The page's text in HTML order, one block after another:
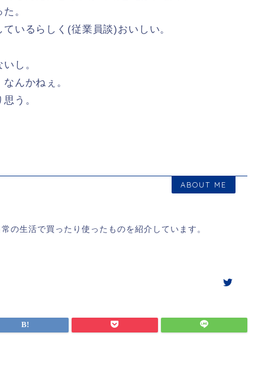
。
いるらしく(従業員談)おいしい。
し。
んかねぇ。
う。
ABOUT ME
の生活で買ったり使ったものを紹介しています。